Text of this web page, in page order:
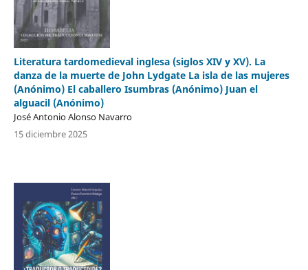
Literatura tardomedieval inglesa (siglos XIV y XV). La
danza de la muerte de John Lydgate La isla de las mujeres
(Anónimo) El caballero Isumbras (Anónimo) Juan el
alguacil (Anónimo)
José Antonio Alonso Navarro
15 diciembre 2025